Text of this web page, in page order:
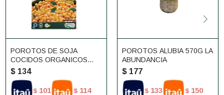
POROTOS DE SOJA
COCIDOS ORGANICOS
250G CAMPO CLARO
$ 134
$ 101 $ 114
POROTOS ALUBIA 570G LA
ABUNDANCIA
$ 177
$ 133 $ 150